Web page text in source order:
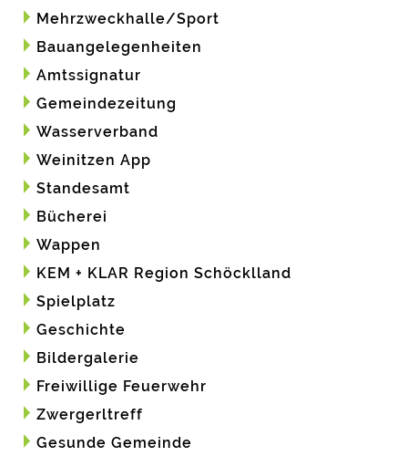
Mehrzweckhalle/Sport
Bauangelegenheiten
Amtssignatur
Gemeindezeitung
Wasserverband
Weinitzen App
Standesamt
Bücherei
Wappen
KEM + KLAR Region Schöcklland
Spielplatz
Geschichte
Bildergalerie
Freiwillige Feuerwehr
Zwergerltreff
Gesunde Gemeinde